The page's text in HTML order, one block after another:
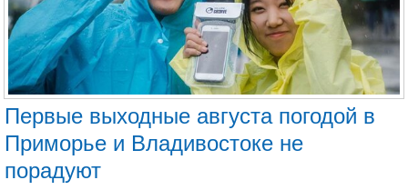
Первые выходные августа погодой в
Приморье и Владивостоке не
порадуют